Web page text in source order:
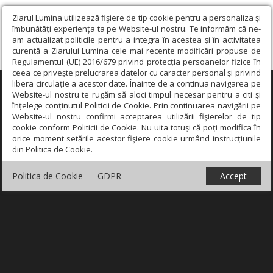
Ziarul Lumina utilizează fişiere de tip cookie pentru a personaliza și
îmbunătăți experiența ta pe Website-ul nostru. Te informăm că ne-
am actualizat politicile pentru a integra în acestea și în activitatea
curentă a Ziarului Lumina cele mai recente modificări propuse de
Regulamentul (UE) 2016/679 privind protecția persoanelor fizice în
ceea ce privește prelucrarea datelor cu caracter personal și privind
libera circulație a acestor date. Înainte de a continua navigarea pe
Website-ul nostru te rugăm să aloci timpul necesar pentru a citi și
înțelege conținutul Politicii de Cookie. Prin continuarea navigării pe
Website-ul nostru confirmi acceptarea utilizării fişierelor de tip
cookie conform Politicii de Cookie. Nu uita totuși că poți modifica în
orice moment setările acestor fişiere cookie urmând instrucțiunile
din Politica de Cookie.
Politica de Cookie GDPR Accept
×